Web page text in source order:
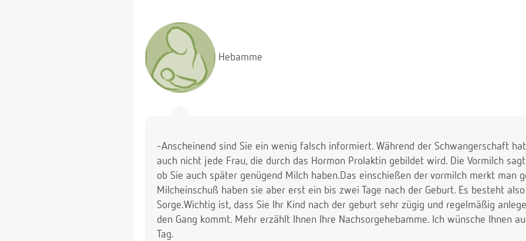
Hebamme
-Anscheinend sind Sie ein wenig falsch informiert. Während der Schwangerschaft
auch nicht jede Frau, die durch das Hormon Prolaktin gebildet wird. Die Vormilch
ob Sie auch später genügend Milch haben.Das einschießen der vormilch merkt man
Milcheinschuß haben sie aber erst ein bis zwei Tage nach der Geburt. Es besteht
Sorge.Wichtig ist, dass Sie Ihr Kind nach der geburt sehr zügig und regelmäßig
den Gang kommt. Mehr erzählt Ihnen Ihre Nachsorgehebamme. Ich wünsche Ihnen
Tag.